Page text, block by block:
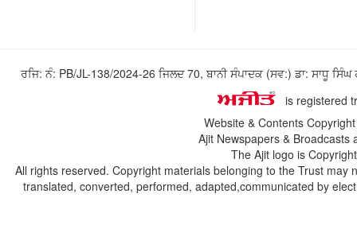
ਰਜਿ: ਨੰ: PB/JL-138/2024-26 ਜਿਲਦ 70, ਬਾਨੀ ਸੰਪਾਦਕ (ਸਵ:) ਡਾ: ਸਾਧੂ
is registered
Website & Contents
Ajit Newspapers &
The Ajit logo is
All rights reserved. Copyright materials belonging to the Trust
translated, converted, performed, adapted,communicated by